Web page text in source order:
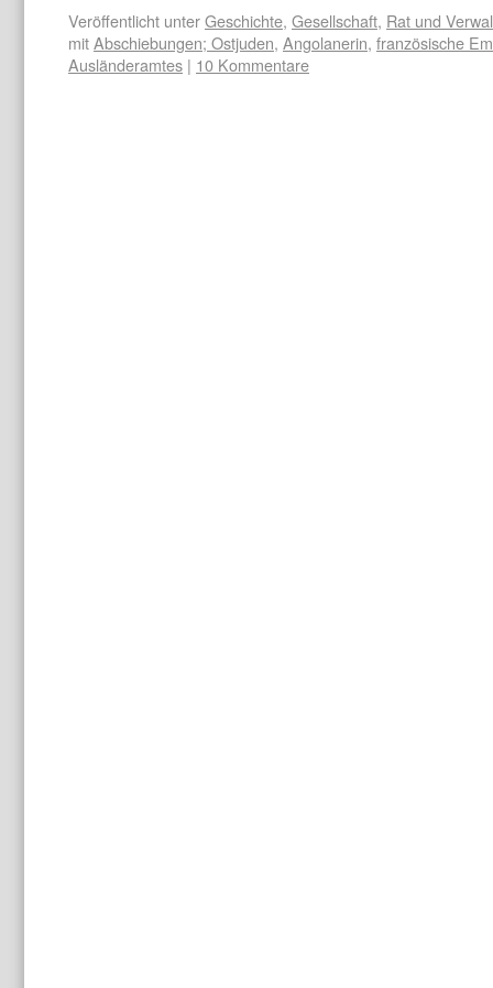
Veröffentlicht unterGeschichte, Gesellschaft, Rat und
mitAbschiebungen; Ostjuden, Angolanerin, französische
Ausländeramtes | 10 Kommentare